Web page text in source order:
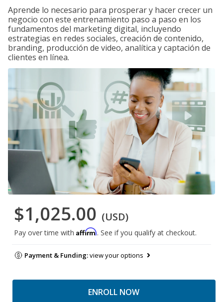
Aprende lo necesario para prosperar y hacer crecer un
negocio con este entrenamiento paso a paso en los
fundamentos del marketing digital, incluyendo
estrategias en redes sociales, creación de contenido,
branding, producción de video, analítica y captación de
clientes en línea.
$1,025.00 (USD)
Pay over time with Affirm. See if you qualify at checkout.
Payment & Funding:view your options
ENROLL NOW